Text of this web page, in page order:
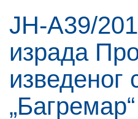
ЈН-A39/
израда
изведеног